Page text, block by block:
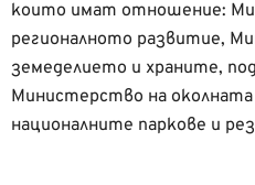
които имат отношение:
регионалното развитие,
земеделието и храните,
Министерство на
националните паркове и